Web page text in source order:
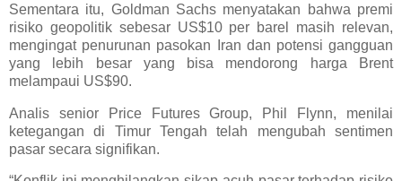
Sementara itu, Goldman Sachs menyatakan bahwa premi
risiko geopolitik sebesar US$10 per barel masih relevan,
mengingat penurunan pasokan Iran dan potensi gangguan
yang lebih besar yang bisa mendorong harga Brent
melampaui US$90.
Analis senior Price Futures Group, Phil Flynn, menilai
ketegangan di Timur Tengah telah mengubah sentimen
pasar secara signifikan.